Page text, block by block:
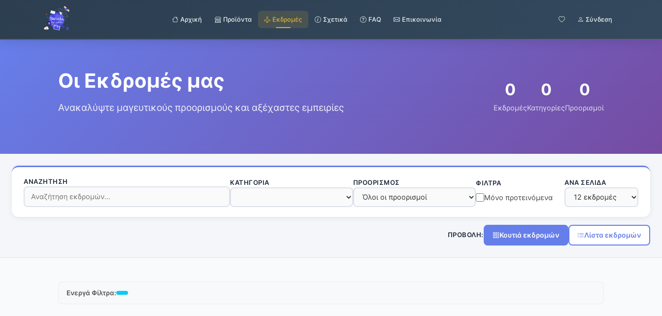
Αρχική Προϊόντα Εκδρομές Σχετικά FAQ Επικοινωνία Σύνδεση
Οι Εκδρομές μας
Ανακαλύψτε μαγευτικούς προορισμούς και αξέχαστες εμπειρίες
0
Εκδρομές
0
Κατηγορίες
0
Προορισμοί
ΑΝΑΖΉΤΗΣΗ ΚΑΤΗΓΟΡΊΑ ΠΡΟΟΡΙΣΜΌΣ ΦΊΛΤΡΑ
Μόνο προτεινόμενα
ΑΝΆ ΣΕΛΊΔΑ
ΠΡΟΒΟΛΉ: Κουτιά εκδρομών Λίστα εκδρομών
Ενεργά Φίλτρα: